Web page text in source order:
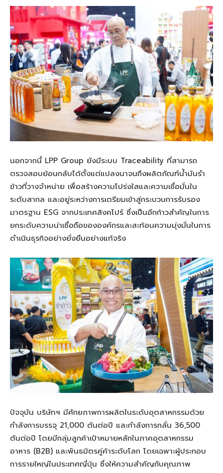
นอกจากนี้ LPP Group ยังมีระบบ Traceability ที่สามารถ
ตรวจสอบย้อนกลับได้ตั้งแต่แปลงนาจนถึงผลิตภัณฑ์น้ำมันรำ
ข้าวที่วางจำหน่าย เพื่อสร้างความโปร่งใสและความเชื่อมั่นใน
ระดับสากล และอยู่ระหว่างการเตรียมเข้าสู่กระบวนการรับรอง
มาตรฐาน ESG จากประเทศสิงคโปร์ ซึ่งเป็นอีกก้าวสำคัญในการ
ยกระดับความน่าเชื่อถือขององค์กรและสะท้อนความมุ่งมั่นในการ
ดำเนินธุรกิจอย่างยั่งยืนอย่างแท้จริง
ปัจจุบัน บริษัทฯ มีศักยภาพการผลิตในระดับอุตสาหกรรมด้วย
กำลังการบรรจุ 21,000 ตันต่อปี และกำลังการกลั่น 36,500
ตันต่อปี โดยมีกลุ่มลูกค้าเป้าหมายหลักในภาคอุตสาหกรรม
อาหาร (B2B) และพันธมิตรคู่ค้าระดับโลก โดยเฉพาะผู้ประกอบ
การรายใหญ่ในประเทศญี่ปุ่น ซึ่งให้ความสำคัญกับคุณภาพ